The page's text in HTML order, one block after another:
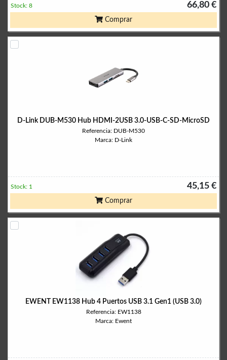
66,80 €
Stock: 8
Comprar
D-Link DUB-M530 Hub HDMI-2USB 3.0-USB-C-SD-MicroSD
Referencia: DUB-M530
Marca: D-Link
45,15 €
Stock: 1
Comprar
EWENT EW1138 Hub 4 Puertos USB 3.1 Gen1 (USB 3.0)
Referencia: EW1138
Marca: Ewent